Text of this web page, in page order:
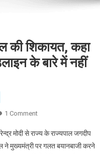
की शिकायत, कहा
के बारे में नहीं
1 CommentOn
से
ममता
मोदी से राज्य के राज्यपाल जगदीप
मुख्यमंत्री पर गलत बयानबाजी करने